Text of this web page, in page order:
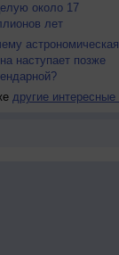
около 17
лет
астрономическая
наступает позже
другие интересные